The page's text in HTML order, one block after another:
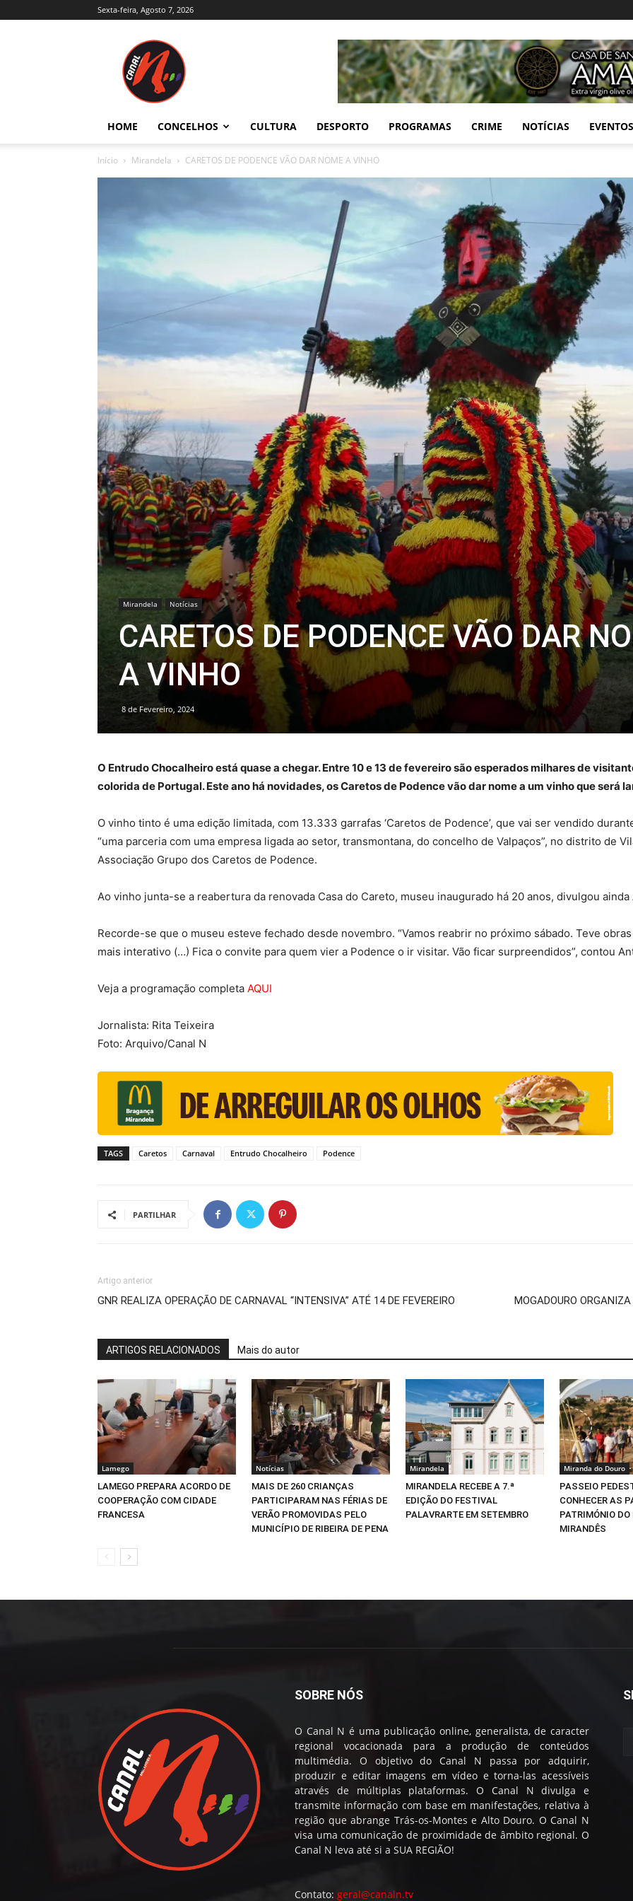
Sexta-feira, Agosto 7, 2026
Trás-
e
Alto
HOME CONCELHOS CULTURA DESPORTO PROGRAMAS CRIME NOTÍCIAS EVENTOS
Início Mirandela CARETOS DE PODENCE VÃO DAR NOME A VINHO
Mirandela Notícias
CARETOS DE PODENCE VÃO DAR
A VINHO
8 de Fevereiro, 2024
O Entrudo Chocalheiro está quase a chegar. Entre 10 e 13 de fevereiro são esperados milhares de
colorida de Portugal. Este ano há novidades, os Caretos de Podence vão dar nome a um vinho que será
O vinho tinto é uma edição limitada, com 13.333 garrafas ‘Caretos de Podence’, que vai ser vendido
“uma parceria com uma empresa ligada ao setor, transmontana, do concelho de Valpaços”, no distrito de
Associação Grupo dos Caretos de Podence.
Ao vinho junta-se a reabertura da renovada Casa do Careto, museu inaugurado há 20 anos, divulgou
Recorde-se que o museu esteve fechado desde novembro. “Vamos reabrir no próximo sábado. Teve
mais interativo (…) Fica o convite para quem vier a Podence o ir visitar. Vão ficar surpreendidos”, contou
Veja a programação completa AQUI
Jornalista: Rita Teixeira
Foto: Arquivo/Canal N
TAGS Caretos Carnaval Entrudo Chocalheiro Podence
PARTILHAR
Artigo anterior
GNR REALIZA OPERAÇÃO DE CARNAVAL “INTENSIVA” ATÉ 14 DE FEVEREIRO MOGADOURO
ARTIGOS RELACIONADOS Mais do autor
Lamego
LAMEGO PREPARA ACORDO DE
COOPERAÇÃO COM CIDADE
FRANCESA
Notícias
MAIS DE 260 CRIANÇAS
PARTICIPARAM NAS FÉRIAS DE
VERÃO PROMOVIDAS PELO
MUNICÍPIO DE RIBEIRA DE PENA
Mirandela
MIRANDELA RECEBE A 7.ª
EDIÇÃO DO FESTIVAL
PALAVRARTE EM SETEMBRO
Miranda do Douro
PASSEIO
CONHECER AS
PATRIMÓNIO
MIRANDÊS
SOBRE NÓS
O Canal N é uma publicação online, generalista, de caracter
regional vocacionada para a produção de conteúdos
multimédia. O objetivo do Canal N passa por adquirir,
produzir e editar imagens em vídeo e torna-las acessíveis
através de múltiplas plataformas. O Canal N divulga e
transmite informação com base em manifestações, relativa à
região que abrange Trás-os-Montes e Alto Douro. O Canal N
visa uma comunicação de proximidade de âmbito regional. O
Canal N leva até si a SUA REGIÃO!
Contato: geral@canaln.tv